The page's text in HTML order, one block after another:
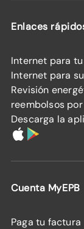
Enlaces
Internet para
Internet para
Revisión
reembolsos
Descarga la
Cuenta MyEPB
Paga tu factura